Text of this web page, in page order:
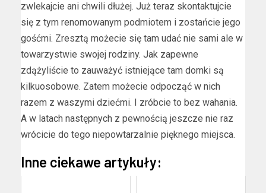
zwlekajcie ani chwili dłużej. Już teraz skontaktujcie
się z tym renomowanym podmiotem i zostańcie jego
gośćmi. Zresztą możecie się tam udać nie sami ale w
towarzystwie swojej rodziny. Jak zapewne
zdążyliście to zauważyć istniejące tam domki są
kilkuosobowe. Zatem możecie odpocząć w nich
razem z waszymi dziećmi. I zróbcie to bez wahania.
A w latach następnych z pewnością jeszcze nie raz
wrócicie do tego niepowtarzalnie pięknego miejsca.
Inne ciekawe artykuły: